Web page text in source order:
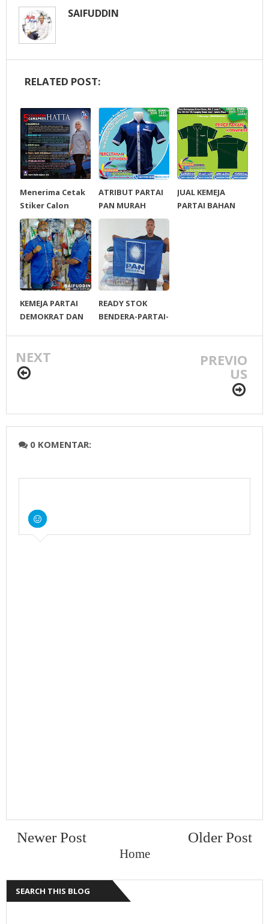
SAIFUDDIN
RELATED POST:
Menerima Cetak
Stiker Calon
Presiden 2014
Gratis Desain
ATRIBUT PARTAI
PAN MURAH
JUAL KEMEJA
PARTAI BAHAN
KEMEJA PARTAI
DEMOKRAT DAN
READY STOK
BENDERA-PARTAI-
NEXT PREVIO
US
0 KOMENTAR:
Newer Post Older Post
Home
SEARCH THIS BLOG